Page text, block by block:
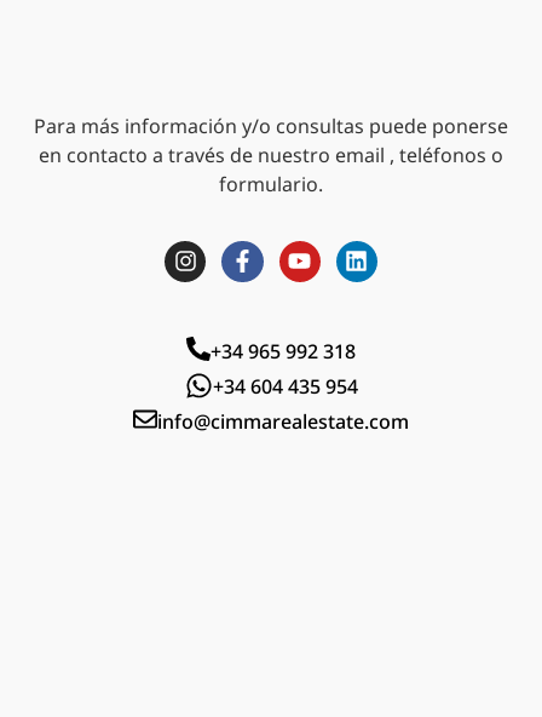
Para más información y/o consultas puede ponerse
en contacto a través de nuestro email , teléfonos o
formulario.
+34 965 992 318
+34 604 435 954
info@cimmarealestate.com